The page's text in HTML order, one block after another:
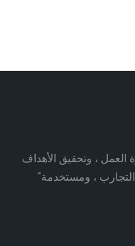
العمل ، وتحقيق الأهداف
، ومستخدمة